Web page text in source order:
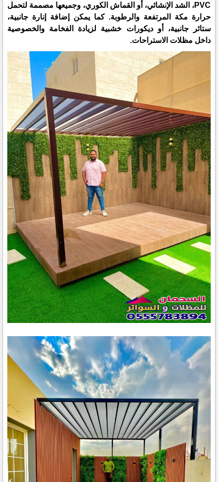
PVC، الشد الإنشائي، أو القماش الكوري، وجميعها مصممة لتحمل
حرارة مكة المرتفعة والرطوبة. كما يمكن إضافة إنارة جانبية،
ستائر جانبية، أو ديكورات خشبية لزيادة الفخامة والخصوصية
داخل مظلات الاستراحات.